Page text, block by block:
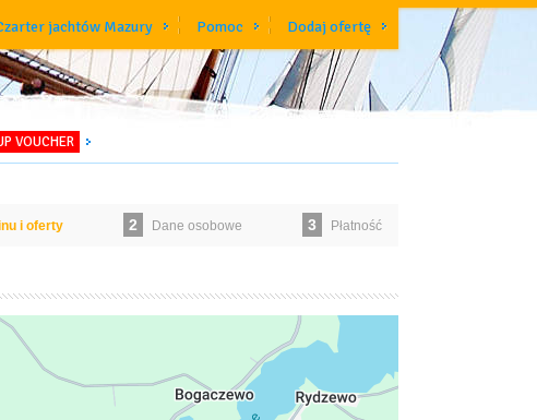
jachtów Mazury Pomoc Dodaj ofertę
VOUCHER
i oferty 2 Dane osobowe 3 Płatność